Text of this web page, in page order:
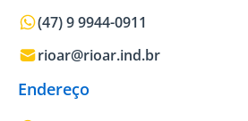
(47) 9 9944-0911
rioar@rioar.ind.br
Endereço